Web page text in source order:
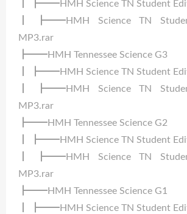
┃ ┣━━HMH Science TN Student
┃ ┣━━HMH Science TN
MP3.rar
┣━━HMH Tennessee Science G3
┃ ┣━━HMH Science TN Student
┃ ┣━━HMH Science TN
MP3.rar
┣━━HMH Tennessee Science G2
┃ ┣━━HMH Science TN Student
┃ ┣━━HMH Science TN
MP3.rar
┣━━HMH Tennessee Science G1
┃ ┣━━HMH Science TN Student